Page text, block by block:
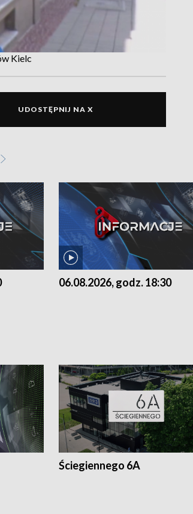
Kielc
UDOSTĘPNIJ NA X
06.08.2026, godz. 18:30
Ściegiennego 6A